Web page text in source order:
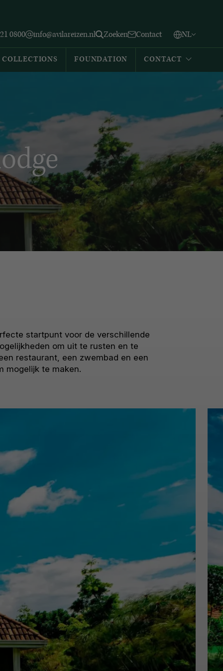
0800 info@avilareizen.nl Zoeken Contact NL
Español
COLLECTIONS FOUNDATION CONTACT
startpunt voor de verschillende
om uit te rusten en te
restaurant, een zwembad en een
mogelijk te maken.